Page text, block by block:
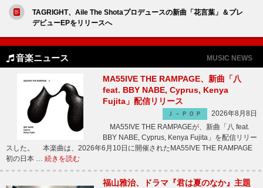
TAGRIGHT、Aile The Shotaプロデュースの新曲「花言葉」＆プレ
デビューEPをリリースへ
音楽ニュース MUSIC NEWS
MA55IVE THE RAMPAGE、新曲「八
feat. BBY NABE, Cyprus, Kenya
Fujita」配信リリース
Ｊ－ＰＯＰ
2026年8月8日
MA55IVE THE RAMPAGEが、新曲「八 feat.
BBY NABE, Cyprus, Kenya Fujita」を配信リリー
スした。 本楽曲は、2026年6月10日に開催されたMA55IVE THE RAMPAGE
初の日本 … 続きを読む
福山雅治、ドラマ『君は夏のなか』主題